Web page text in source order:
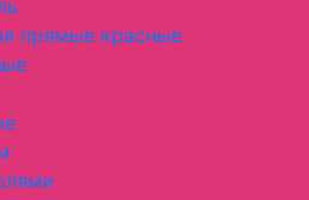
прямые красные